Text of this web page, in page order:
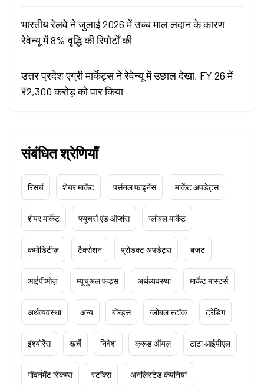
भारतीय रेलवे ने जुलाई 2026 में उच्च माल लदान के कारण
रेवेन्यू में 8% वृद्धि की रिपोर्टों की
उत्तर प्रदेश एग्री मार्केट्स ने रेवेन्यू में उछाल देखा, FY 26 में
₹2,300 करोड़ को पार किया
संबंधित श्रेणियाँ
रिसर्च शेयर मार्केट पर्सनल फाइनेंस मार्केट अपडेट्स
शेयर मार्केट फ्यूचर्स एंड ऑप्शंस ग्लोबल मार्केट
कमोडिटीज़ टैक्सेशन प्रोडक्ट अपडेट्स बजट
आईपीओज़ म्यूचुअल फंड्स अर्थव्यवस्था मार्केट मास्टर्स
अर्थव्यवस्था अन्य बॉन्ड्स ग्लोबल स्टॉक ट्रेडिंग
इंश्योरेंस खर्चे निवेश क्रूड ऑयल टाटा आईपीएल
गॉवर्नमेंट स्किम्स स्टॉक्स अनलिस्टेड कंपनियां